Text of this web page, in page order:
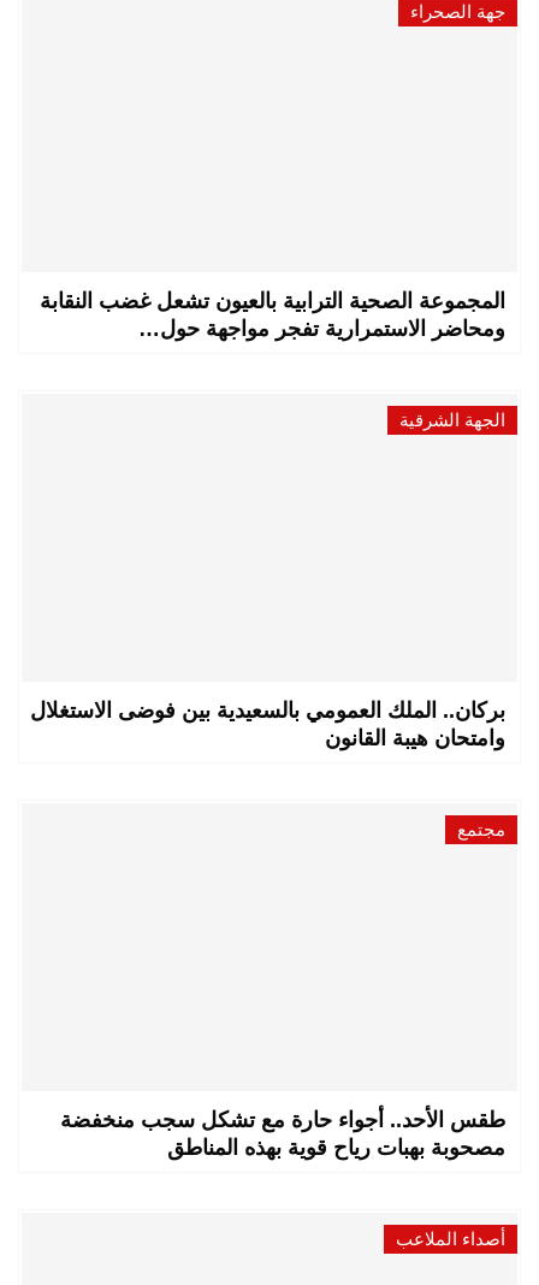
جهة الصحراء
المجموعة الصحية الترابية بالعيون تشعل غضب النقابة
ومحاضر الاستمرارية تفجر مواجهة حول…
الجهة الشرقية
بركان.. الملك العمومي بالسعيدية بين فوضى الاستغلال
وامتحان هيبة القانون
مجتمع
طقس الأحد.. أجواء حارة مع تشكل سجب منخفضة
مصحوبة بهبات رياح قوية بهذه المناطق
أصداء الملاعب